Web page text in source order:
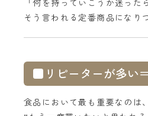
「何を持っていこうか迷った
そう言われる定番商品になり
■リピーターが多い
食品において最も重要なのは、